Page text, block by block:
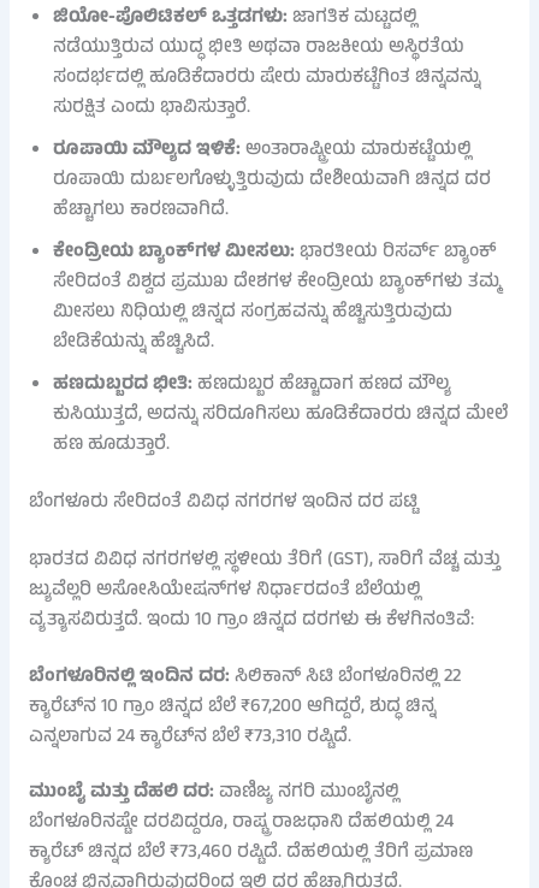
ಜಿಯೋ-ಪೊಲಿಟಿಕಲ್ ಒತ್ತಡಗಳು:ಜಾಗತಿಕ ಮಟ್ಟದಲ್ಲಿ
ನಡೆಯುತ್ತಿರುವ ಯುದ್ಧ ಭೀತಿ ಅಥವಾ ರಾಜಕೀಯ ಅಸ್ಥಿರತೆಯ
ಸಂದರ್ಭದಲ್ಲಿ ಹೂಡಿಕೆದಾರರು ಷೇರು ಮಾರುಕಟ್ಟೆಗಿಂತ ಚಿನ್ನವನ್ನು
ಸುರಕ್ಷಿತ ಎಂದು ಭಾವಿಸುತ್ತಾರೆ.
ರೂಪಾಯಿ ಮೌಲ್ಯದ ಇಳಿಕೆ:ಅಂತಾರಾಷ್ಟ್ರೀಯ ಮಾರುಕಟ್ಟೆಯಲ್ಲಿ
ರೂಪಾಯಿ ದುರ್ಬಲಗೊಳ್ಳುತ್ತಿರುವುದು ದೇಶೀಯವಾಗಿ ಚಿನ್ನದ ದರ
ಹೆಚ್ಚಾಗಲು ಕಾರಣವಾಗಿದೆ.
ಕೇಂದ್ರೀಯ ಬ್ಯಾಂಕ್‌ಗಳ ಮೀಸಲು:ಭಾರತೀಯ ರಿಸರ್ವ್ ಬ್ಯಾಂಕ್
ಸೇರಿದಂತೆ ವಿಶ್ವದ ಪ್ರಮುಖ ದೇಶಗಳ ಕೇಂದ್ರೀಯ ಬ್ಯಾಂಕ್‌ಗಳು ತಮ್ಮ
ಮೀಸಲು ನಿಧಿಯಲ್ಲಿ ಚಿನ್ನದ ಸಂಗ್ರಹವನ್ನು ಹೆಚ್ಚಿಸುತ್ತಿರುವುದು
ಬೇಡಿಕೆಯನ್ನು ಹೆಚ್ಚಿಸಿದೆ.
ಹಣದುಬ್ಬರದ ಭೀತಿ:ಹಣದುಬ್ಬರ ಹೆಚ್ಚಾದಾಗ ಹಣದ ಮೌಲ್ಯ
ಕುಸಿಯುತ್ತದೆ, ಅದನ್ನು ಸರಿದೂಗಿಸಲು ಹೂಡಿಕೆದಾರರು ಚಿನ್ನದ ಮೇಲೆ
ಹಣ ಹೂಡುತ್ತಾರೆ.
ಬೆಂಗಳೂರು ಸೇರಿದಂತೆ ವಿವಿಧ ನಗರಗಳ ಇಂದಿನ ದರ ಪಟ್ಟಿ
ಭಾರತದ ವಿವಿಧ ನಗರಗಳಲ್ಲಿ ಸ್ಥಳೀಯ ತೆರಿಗೆ (GST), ಸಾರಿಗೆ ವೆಚ್ಚ ಮತ್ತು
ಜ್ಯುವೆಲ್ಲರಿ ಅಸೋಸಿಯೇಷನ್‌ಗಳ ನಿರ್ಧಾರದಂತೆ ಬೆಲೆಯಲ್ಲಿ
ವ್ಯತ್ಯಾಸವಿರುತ್ತದೆ. ಇಂದು 10 ಗ್ರಾಂ ಚಿನ್ನದ ದರಗಳು ಈ ಕೆಳಗಿನಂತಿವೆ:
ಬೆಂಗಳೂರಿನಲ್ಲಿ ಇಂದಿನ ದರ:ಸಿಲಿಕಾನ್ ಸಿಟಿ ಬೆಂಗಳೂರಿನಲ್ಲಿ 22
ಕ್ಯಾರೆಟ್‌ನ 10 ಗ್ರಾಂ ಚಿನ್ನದ ಬೆಲೆ ₹67,200 ಆಗಿದ್ದರೆ, ಶುದ್ಧ ಚಿನ್ನ
ಎನ್ನಲಾಗುವ 24 ಕ್ಯಾರೆಟ್‌ನ ಬೆಲೆ ₹73,310 ರಷ್ಟಿದೆ.
ಮುಂಬೈ ಮತ್ತು ದೆಹಲಿ ದರ:ವಾಣಿಜ್ಯ ನಗರಿ ಮುಂಬೈನಲ್ಲಿ
ಬೆಂಗಳೂರಿನಷ್ಟೇ ದರವಿದ್ದರೂ, ರಾಷ್ಟ್ರ ರಾಜಧಾನಿ ದೆಹಲಿಯಲ್ಲಿ 24
ಕ್ಯಾರೆಟ್ ಚಿನ್ನದ ಬೆಲೆ ₹73,460 ರಷ್ಟಿದೆ. ದೆಹಲಿಯಲ್ಲಿ ತೆರಿಗೆ ಪ್ರಮಾಣ